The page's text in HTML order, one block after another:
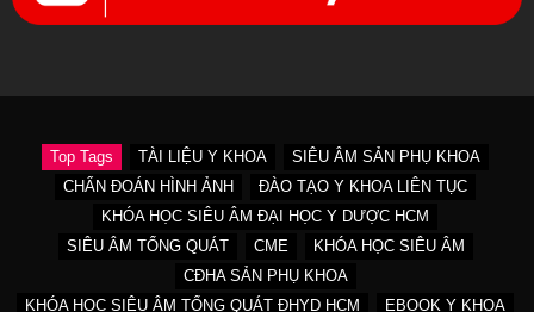
Top Tags TÀI LIỆU Y KHOA
SIÊU ÂM SẢN PHỤ KHOA
CHẨN ĐOÁN HÌNH ẢNH
ĐÀO TẠO Y KHOA LIÊN TỤC
KHÓA HỌC SIÊU ÂM ĐẠI HỌC Y DƯỢC HCM
SIÊU ÂM TỔNG QUÁT
CME
KHÓA HỌC SIÊU ÂM
CĐHA SẢN PHỤ KHOA
KHÓA HỌC SIÊU ÂM TỔNG QUÁT ĐHYD HCM
EBOOK Y KHOA